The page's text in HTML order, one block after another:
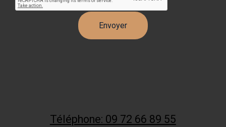
Téléphone: 09 72 66 89 55